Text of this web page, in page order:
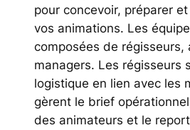
pour concevoir, préparer
vos animations. Les
composées de régisseurs,
managers. Les régisseurs
logistique en lien avec les
gèrent le brief
des animateurs et le